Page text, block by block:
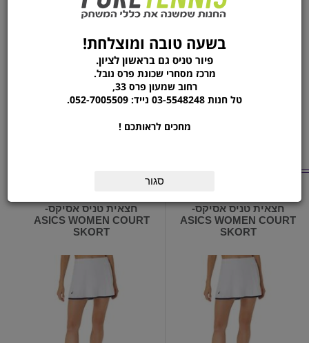
על המוצר
הם עשויים מבד נמתח שמתייבש במהירות, עם שרוך חיצוני
המאפשר התאמה אישית למידה המדויקת שלך.
המכנסיים מגיעים ללא בטנה פנימית ומשתלבים בצורה מושלמת
מהקטגוריה
חצאית טניס אסיקס-
ASICS WOMEN COURT
SKORT
חצאית טניס אסיקס-
ASICS WOMEN COURT
SKORT
בשעה טובה ומוצלחת!
פיור טניס גם בראשון לציון.
מרכז מסחרי שכונת פרס נובל.
רחוב שמעון פרס 33,
טל חנות 03-5548248 נייד: 052-7005509.
מחכים לראותכם !
סגור